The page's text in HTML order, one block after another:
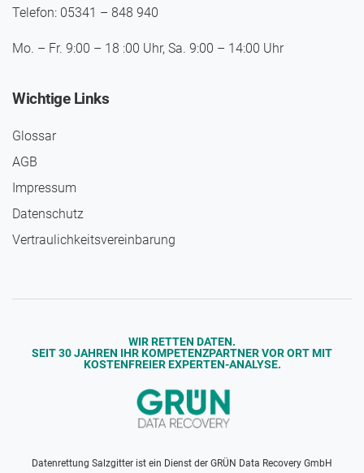
Telefon: 05341 – 848 940
Mo. – Fr. 9:00 – 18 :00 Uhr, Sa. 9:00 – 14:00 Uhr
Wichtige Links
Glossar
AGB
Impressum
Daten­schutz
Vertraulichkeits­vereinbarung
WIR RETTEN DATEN.
SEIT 30 JAHREN IHR KOMPETENZPARTNER VOR ORT MIT
KOSTENFREIER EXPERTEN-ANALYSE.
Datenrettung Salzgitter ist ein Dienst der GRÜN Data Recovery GmbH